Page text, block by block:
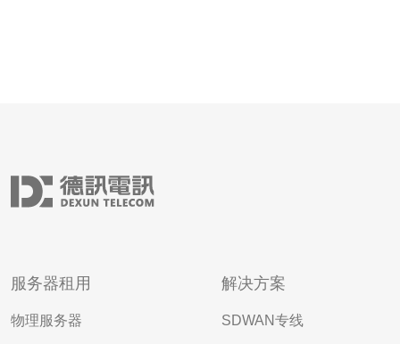
服务器租用
物理服务器
解决方案
SDWAN专线